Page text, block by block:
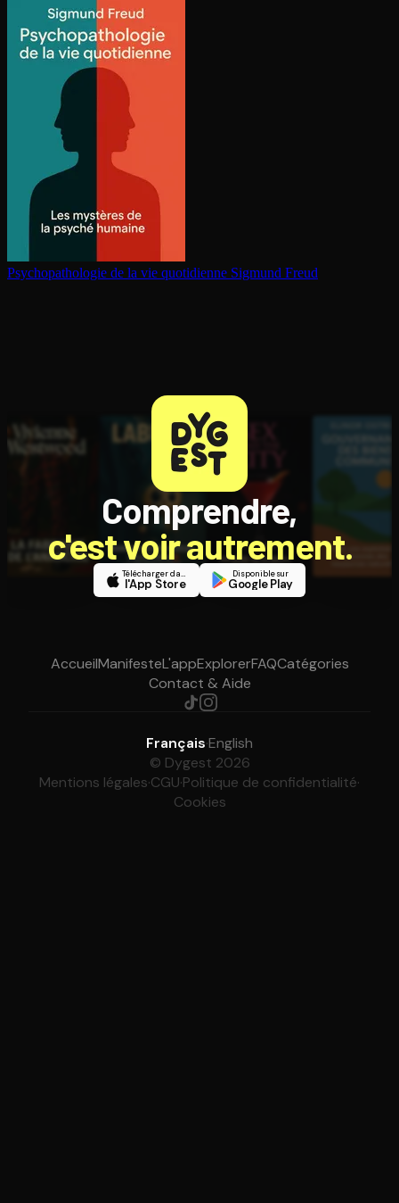
Psy­cho­pa­tho­lo­gie de la vie quotidienne Sigmund Freud
Comprendre,
c'est voir autrement.
Télécharger dans
l'App Store
Disponible sur
Google Play
AccueilManifesteL'appExplorerFAQCatégories
Contact & Aide
Français·English
© Dygest 2026
Mentions légales·CGU·Politique de confidentialité·
Cookies